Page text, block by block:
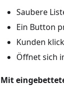
Saubere
Ein Button
Kunden
Öffnet sich
Mit